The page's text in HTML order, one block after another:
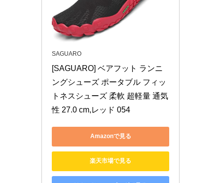
SAGUARO
[SAGUARO] ベアフット ランニ
ングシューズ ポータブル フィッ
トネスシューズ 柔軟 超軽量 通気
性 27.0 cm,レッド 054
Amazonで見る
楽天市場で見る